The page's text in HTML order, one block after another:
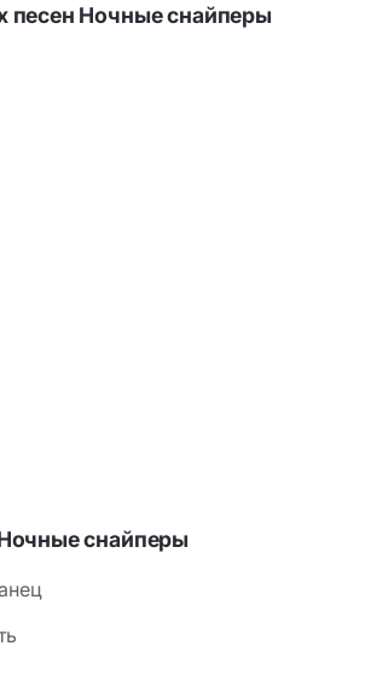
песен Ночные снайперы
снайперы